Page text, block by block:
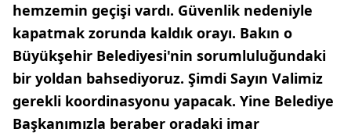
hemzemin geçişi vardı. Güvenlik nedeniyle
kapatmak zorunda kaldık orayı. Bakın o
Büyükşehir Belediyesi'nin sorumluluğundaki
bir yoldan bahsediyoruz. Şimdi Sayın Valimiz
gerekli koordinasyonu yapacak. Yine Belediye
Başkanımızla beraber oradaki imar